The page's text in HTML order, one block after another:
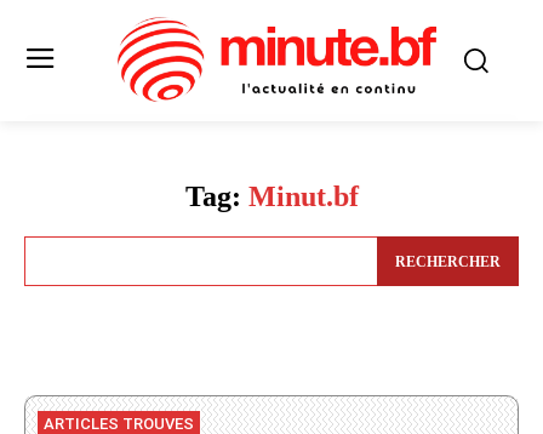
Tag: Minut.bf
RECHERCHER
ARTICLES TROUVES